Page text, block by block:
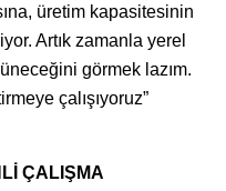
üretim kapasitesinin
Artık zamanla yerel
görmek lazım.
çalışıyoruz”
ÇALIŞMA